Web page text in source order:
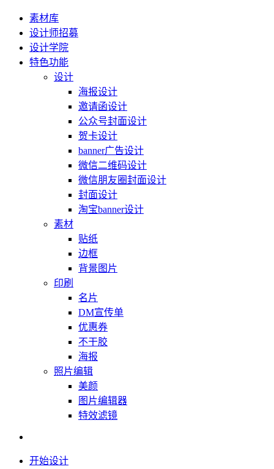
素材库
设计师招募
设计学院
特色功能
设计
海报设计
邀请函设计
公众号封面设计
贺卡设计
banner广告设计
微信二维码设计
微信朋友圈封面设计
封面设计
淘宝banner设计
素材
贴纸
边框
背景图片
印刷
名片
DM宣传单
优惠券
不干胶
海报
照片编辑
美颜
图片编辑器
特效滤镜
开始设计